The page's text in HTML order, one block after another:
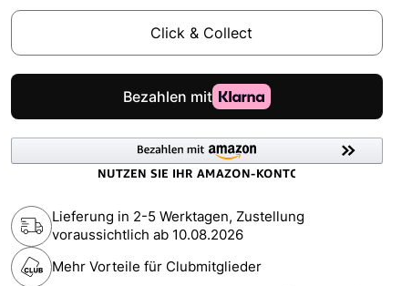
Click & Collect
Lieferung in 2-5 Werktagen, Zustellung
voraussichtlich ab 10.08.2026
Mehr Vorteile für Clubmitglieder